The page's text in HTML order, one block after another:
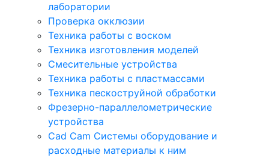
лаборатории
Проверка окклюзии
Техника работы с воском
Техника изготовления моделей
Смесительные устройства
Техника работы с пластмассами
Техника пескоструйной обработки
Фрезерно-параллелометрические
устройства
Cad Cam Системы оборудование и
расходные материалы к ним